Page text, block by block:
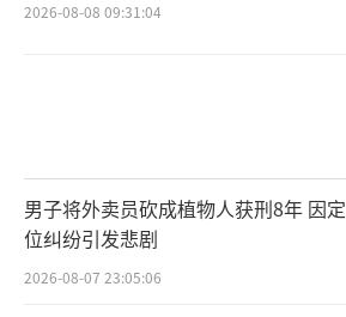
2026-08-08 09:31:04
男子将外卖员砍成植物人获刑8年 因定
位纠纷引发悲剧
2026-08-07 23:05:06